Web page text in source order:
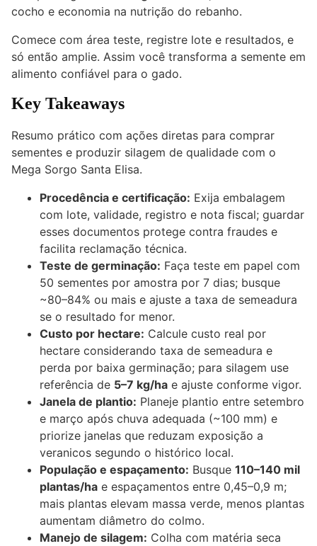
cocho e economia na nutrição do rebanho.
Comece com área teste, registre lote e resultados, e
só então amplie. Assim você transforma a semente em
alimento confiável para o gado.
Key Takeaways
Resumo prático com ações diretas para comprar
sementes e produzir silagem de qualidade com o
Mega Sorgo Santa Elisa.
Procedência e certificação: Exija embalagem
com lote, validade, registro e nota fiscal; guardar
esses documentos protege contra fraudes e
facilita reclamação técnica.
Teste de germinação: Faça teste em papel com
50 sementes por amostra por 7 dias; busque
~80–84% ou mais e ajuste a taxa de semeadura
se o resultado for menor.
Custo por hectare: Calcule custo real por
hectare considerando taxa de semeadura e
perda por baixa germinação; para silagem use
referência de 5–7 kg/ha e ajuste conforme vigor.
Janela de plantio: Planeje plantio entre setembro
e março após chuva adequada (~100 mm) e
priorize janelas que reduzam exposição a
veranicos segundo o histórico local.
População e espaçamento: Busque 110–140 mil
plantas/ha e espaçamentos entre 0,45–0,9 m;
mais plantas elevam massa verde, menos plantas
aumentam diâmetro do colmo.
Manejo de silagem: Colha com matéria seca